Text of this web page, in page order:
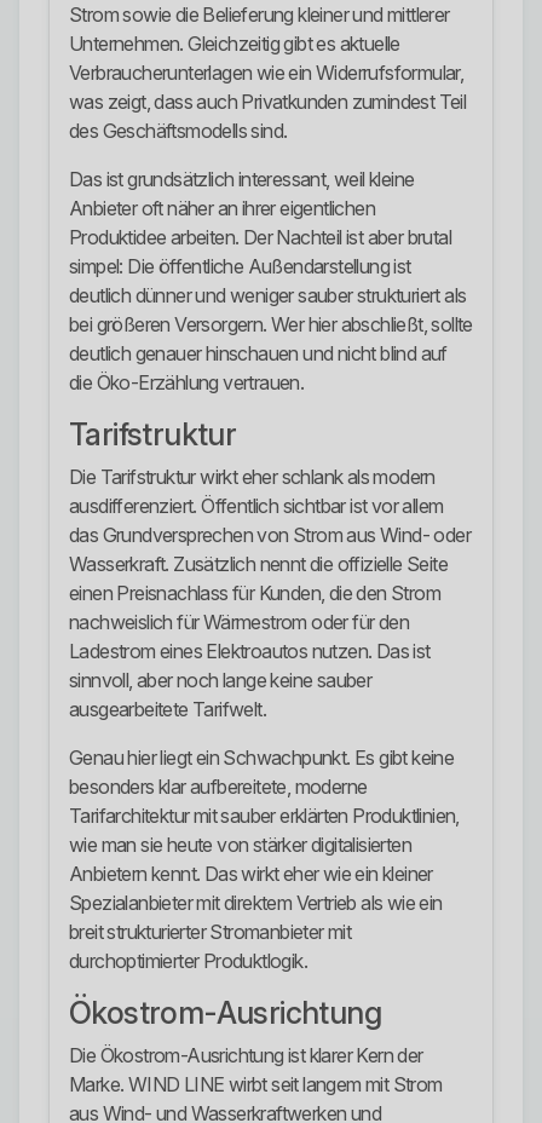
Strom sowie die Belieferung kleiner und mittlerer
Unternehmen. Gleichzeitig gibt es aktuelle
Verbraucherunterlagen wie ein Widerrufsformular,
was zeigt, dass auch Privatkunden zumindest Teil
des Geschäftsmodells sind.
Das ist grundsätzlich interessant, weil kleine
Anbieter oft näher an ihrer eigentlichen
Produktidee arbeiten. Der Nachteil ist aber brutal
simpel: Die öffentliche Außendarstellung ist
deutlich dünner und weniger sauber strukturiert als
bei größeren Versorgern. Wer hier abschließt, sollte
deutlich genauer hinschauen und nicht blind auf
die Öko-Erzählung vertrauen.
Tarifstruktur
Die Tarifstruktur wirkt eher schlank als modern
ausdifferenziert. Öffentlich sichtbar ist vor allem
das Grundversprechen von Strom aus Wind- oder
Wasserkraft. Zusätzlich nennt die offizielle Seite
einen Preisnachlass für Kunden, die den Strom
nachweislich für Wärmestrom oder für den
Ladestrom eines Elektroautos nutzen. Das ist
sinnvoll, aber noch lange keine sauber
ausgearbeitete Tarifwelt.
Genau hier liegt ein Schwachpunkt. Es gibt keine
besonders klar aufbereitete, moderne
Tarifarchitektur mit sauber erklärten Produktlinien,
wie man sie heute von stärker digitalisierten
Anbietern kennt. Das wirkt eher wie ein kleiner
Spezialanbieter mit direktem Vertrieb als wie ein
breit strukturierter Stromanbieter mit
durchoptimierter Produktlogik.
Ökostrom-Ausrichtung
Die Ökostrom-Ausrichtung ist klarer Kern der
Marke. WIND LINE wirbt seit langem mit Strom
aus Wind- und Wasserkraftwerken und